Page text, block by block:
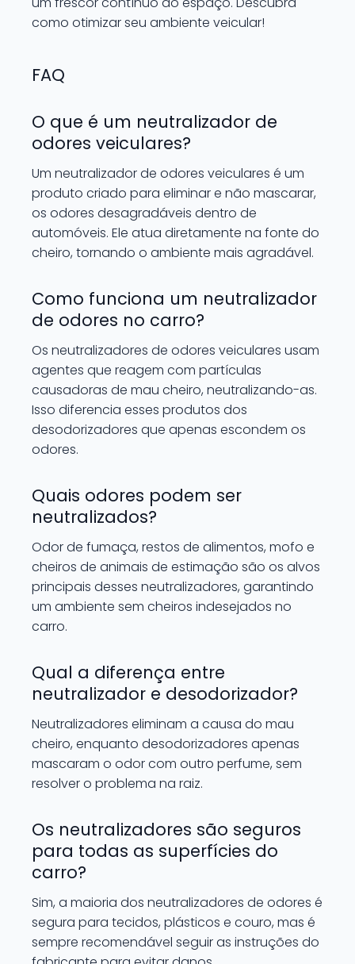
como otimizar seu ambiente veicular!
FAQ
O que é um neutralizador de
odores veiculares?
Um neutralizador de odores veiculares é um
produto criado para eliminar e não mascarar,
os odores desagradáveis dentro de
automóveis. Ele atua diretamente na fonte do
cheiro, tornando o ambiente mais agradável.
Como funciona um neutralizador
de odores no carro?
Os neutralizadores de odores veiculares usam
agentes que reagem com partículas
causadoras de mau cheiro, neutralizando-as.
Isso diferencia esses produtos dos
desodorizadores que apenas escondem os
odores.
Quais odores podem ser
neutralizados?
Odor de fumaça, restos de alimentos, mofo e
cheiros de animais de estimação são os alvos
principais desses neutralizadores, garantindo
um ambiente sem cheiros indesejados no
carro.
Qual a diferença entre
neutralizador e desodorizador?
Neutralizadores eliminam a causa do mau
cheiro, enquanto desodorizadores apenas
mascaram o odor com outro perfume, sem
resolver o problema na raiz.
Os neutralizadores são seguros
para todas as superfícies do
carro?
Sim, a maioria dos neutralizadores de odores é
segura para tecidos, plásticos e couro, mas é
sempre recomendável seguir as instruções do